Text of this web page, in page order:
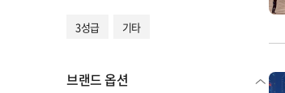
3성급 기타
브랜드 옵션